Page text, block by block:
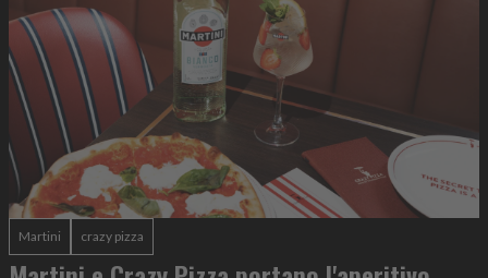
Martini crazy pizza